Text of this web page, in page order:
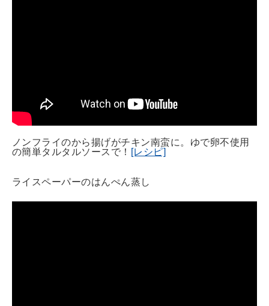
ノンフライのから揚げがチキン南蛮に。ゆで卵不使用
の簡単タルタルソースで！ [レシピ]
ライスペーパーのはんぺん蒸し